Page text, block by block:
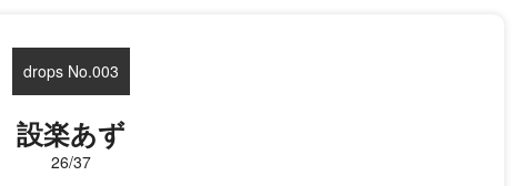
drops No.003
設楽あず
26/37